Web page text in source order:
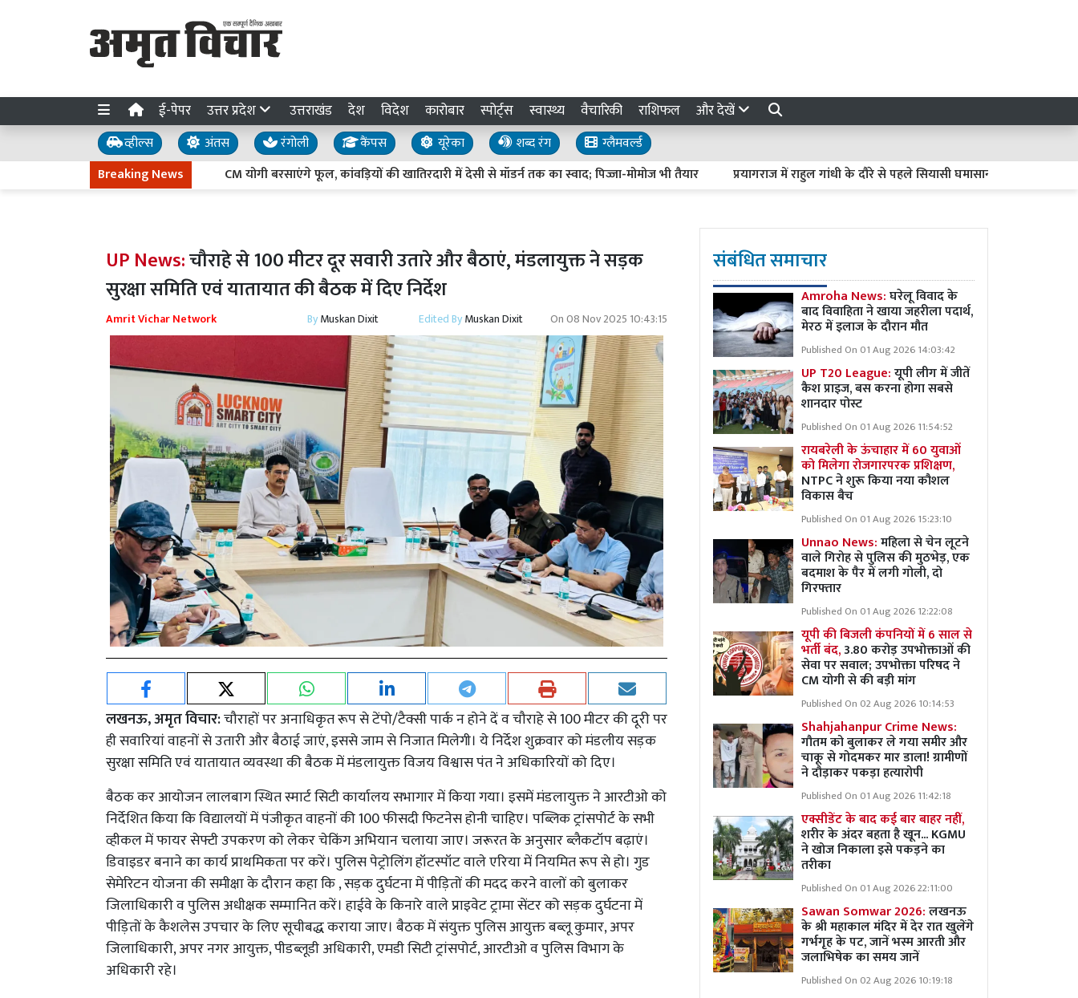
ई-पेपर उत्तर प्रदेश उत्तराखंड देश विदेश कारोबार स्पोर्ट्स स्वास्थ्य वैचारिकी राशिफल और देखें
व्हील्स अंतस रंगोली कैंपस यूरेका शब्द रंग
ग्लैमवर्ल्ड
Breaking News
CM योगी बरसाएंगे फूल, कांवड़ियों की खातिरदारी में देसी से मॉडर्न तक का स्वाद; पिज्जा-मोमोज भी तैयार प्रयागराज में राहुल गांधी के दौरे से पहले सियासी घमासान, झारखंड और NEET
UP News:चौराहे से 100 मीटर दूर सवारी उतारे और बैठाएं, मंडलायुक्त ने सड़क
सुरक्षा समिति एवं यातायात की बैठक में दिए निर्देश
Amrit Vichar Network ByMuskan Dixit Edited ByMuskan Dixit On08 Nov 2025 10:43:15
लखनऊ, अमृत विचार:चौराहों पर अनाधिकृत रूप से टेंपो/टैक्सी पार्क न होने दें व चौराहे से 100 मीटर की दूरी पर
ही सवारियां वाहनों से उतारी और बैठाई जाएं, इससे जाम से निजात मिलेगी। ये निर्देश शुक्रवार को मंडलीय सड़क
सुरक्षा समिति एवं यातायात व्यवस्था की बैठक में मंडलायुक्त विजय विश्वास पंत ने अधिकारियों को दिए।
बैठक कर आयोजन लालबाग स्थित स्मार्ट सिटी कार्यालय सभागार में किया गया। इसमें मंडलायुक्त ने आरटीओ को
निर्देशित किया कि विद्यालयों में पंजीकृत वाहनों की 100 फीसदी फिटनेस होनी चाहिए। पब्लिक ट्रांसपोर्ट के सभी
व्हीकल में फायर सेफ्टी उपकरण को लेकर चेकिंग अभियान चलाया जाए। जरूरत के अनुसार ब्लैकटॉप बढ़ाएं।
डिवाइडर बनाने का कार्य प्राथमिकता पर करें। पुलिस पेट्रोलिंग हॉटस्पॉट वाले एरिया में नियमित रूप से हो। गुड
सेमेरिटन योजना की समीक्षा के दौरान कहा कि , सड़क दुर्घटना में पीड़ितों की मदद करने वालों को बुलाकर
जिलाधिकारी व पुलिस अधीक्षक सम्मानित करें। हाईवे के किनारे वाले प्राइवेट ट्रामा सेंटर को सड़क दुर्घटना में
पीड़ितों के कैशलेस उपचार के लिए सूचीबद्ध कराया जाए। बैठक में संयुक्त पुलिस आयुक्त बब्लू कुमार, अपर
जिलाधिकारी, अपर नगर आयुक्त, पीडब्लूडी अधिकारी, एमडी सिटी ट्रांसपोर्ट, आरटीओ व पुलिस विभाग के
अधिकारी रहे।
संबंधित समाचार
Amroha News:घरेलू विवाद के
बाद विवाहिता ने खाया जहरीला पदार्थ,
मेरठ में इलाज के दौरान मौत
Published On 01 Aug 2026 14:03:42
UP T20 League:यूपी लीग में जीतें
कैश प्राइज, बस करना होगा सबसे
शानदार पोस्ट
Published On 01 Aug 2026 11:54:52
रायबरेली के ऊंचाहार में 60 युवाओं
को मिलेगा रोजगारपरक प्रशिक्षण,
NTPC ने शुरू किया नया कौशल
विकास बैच
Published On 01 Aug 2026 15:23:10
Unnao News:महिला से चेन लूटने
वाले गिरोह से पुलिस की मुठभेड़, एक
बदमाश के पैर में लगी गोली, दो
गिरफ्तार
Published On 01 Aug 2026 12:22:08
यूपी की बिजली कंपनियों में 6 साल से
भर्ती बंद,3.80 करोड़ उपभोक्ताओं की
सेवा पर सवाल; उपभोक्ता परिषद ने
CM योगी से की बड़ी मांग
Published On 02 Aug 2026 10:14:53
Shahjahanpur Crime News:
गौतम को बुलाकर ले गया समीर और
चाकू से गोदमकर मार डाला! ग्रामीणों
ने दौड़ाकर पकड़ा हत्यारोपी
Published On 01 Aug 2026 11:42:18
एक्सीडेंट के बाद कई बार बाहर नहीं,
शरीर के अंदर बहता है खून... KGMU
ने खोज निकाला इसे पकड़ने का
तरीका
Published On 01 Aug 2026 22:11:00
Sawan Somwar 2026:लखनऊ
के श्री महाकाल मंदिर में देर रात खुलेंगे
गर्भगृह के पट, जानें भस्म आरती और
जलाभिषेक का समय जानें
Published On 02 Aug 2026 10:19:18